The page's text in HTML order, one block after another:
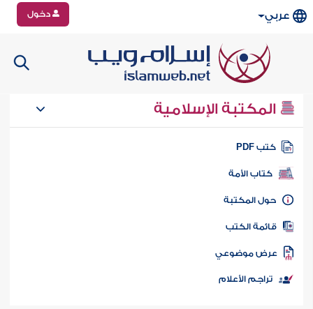
عربي دخول
المكتبة الإسلامية
كتب PDF
كتاب الأمة
المكتبة
الكتب
موضوعي